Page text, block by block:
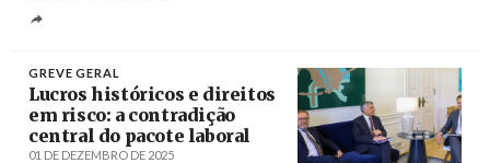
GREVE GERAL
Lucros históricos e direitos
em risco: a contradição
central do pacote laboral
01 DE DEZEMBRO DE 2025